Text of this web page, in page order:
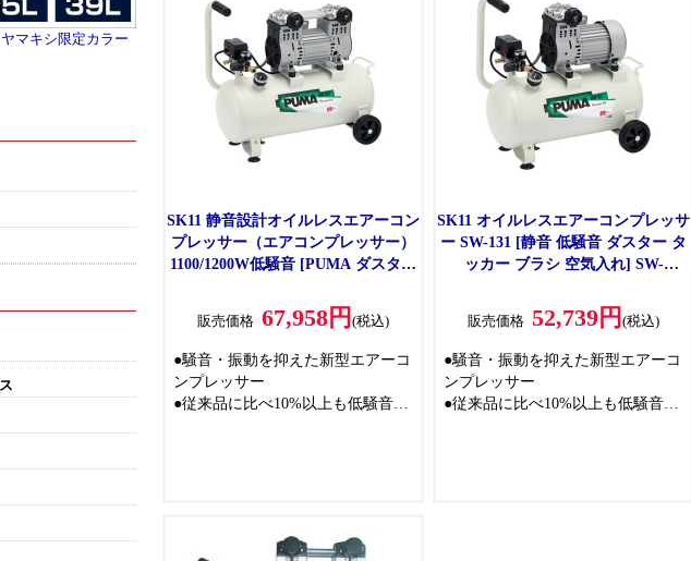
マキシ限定カラー
SK11 静音設計オイルレスエアーコン
プレッサー（エアコンプレッサー）
1100/1200W低騒音 [PUMA ダスター
01SW-23130L] 【〇】
販売価格 67,958円 (税込)
●騒音・振動を抑えた新型エアーコ
ンプレッサー
●従来品に比べ10%以上も低騒音で
●オイル式に比べクリーンなエアー
SK11 オイルレスエアーコンプレッサ
ー SW-131 [静音 低騒音 ダスター タ
ッカー ブラシ 空気入れ] SW-
700W 【○】
販売価格 52,739円 (税込)
●騒音・振動を抑えた新型エアーコ
ンプレッサー
●従来品に比べ10%以上も低騒音で